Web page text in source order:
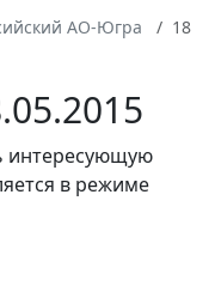
АО-Югра
18
интересующую
в режиме